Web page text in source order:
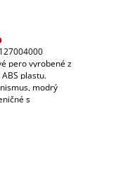
pero vyrobené z
plastu.
modrý
s